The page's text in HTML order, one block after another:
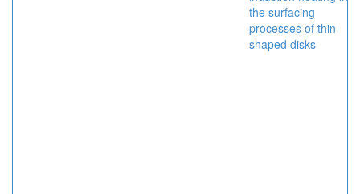
the surfacing
processes of thin
shaped disks